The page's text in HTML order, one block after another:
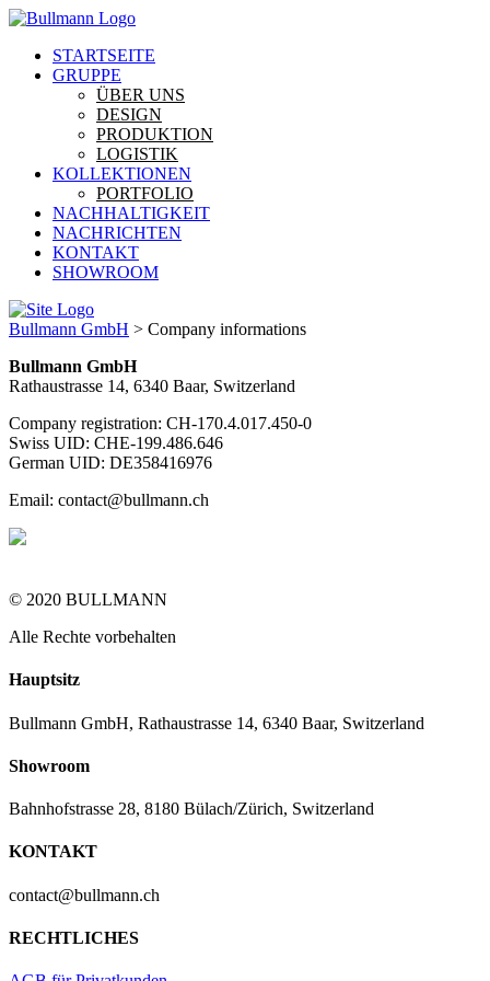
STARTSEITE
GRUPPE
ÜBER UNS
DESIGN
PRODUKTION
LOGISTIK
KOLLEKTIONEN
PORTFOLIO
NACHHALTIGKEIT
NACHRICHTEN
KONTAKT
SHOWROOM
Bullmann GmbH > Company informations
Bullmann GmbH
Rathaustrasse 14, 6340 Baar, Switzerland
Company registration: CH-170.4.017.450-0
Swiss UID: CHE-199.486.646
German UID: DE358416976
Email: contact@bullmann.ch
© 2020 BULLMANN
Alle Rechte vorbehalten
Hauptsitz
Bullmann GmbH, Rathaustrasse 14, 6340 Baar, Switzerland
Showroom
Bahnhofstrasse 28, 8180 Bülach/Zürich, Switzerland
KONTAKT
contact@bullmann.ch
RECHTLICHES